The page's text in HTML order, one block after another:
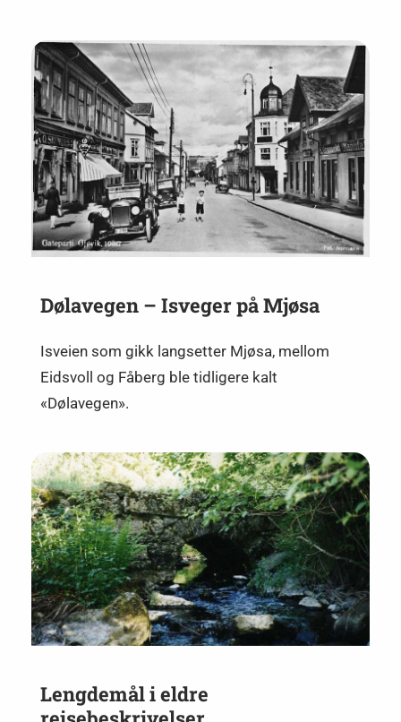
Dølavegen – Isveger på Mjøsa
Isveien som gikk langsetter Mjøsa, mellom
Eidsvoll og Fåberg ble tidligere kalt
«Dølavegen».
Lengdemål i eldre